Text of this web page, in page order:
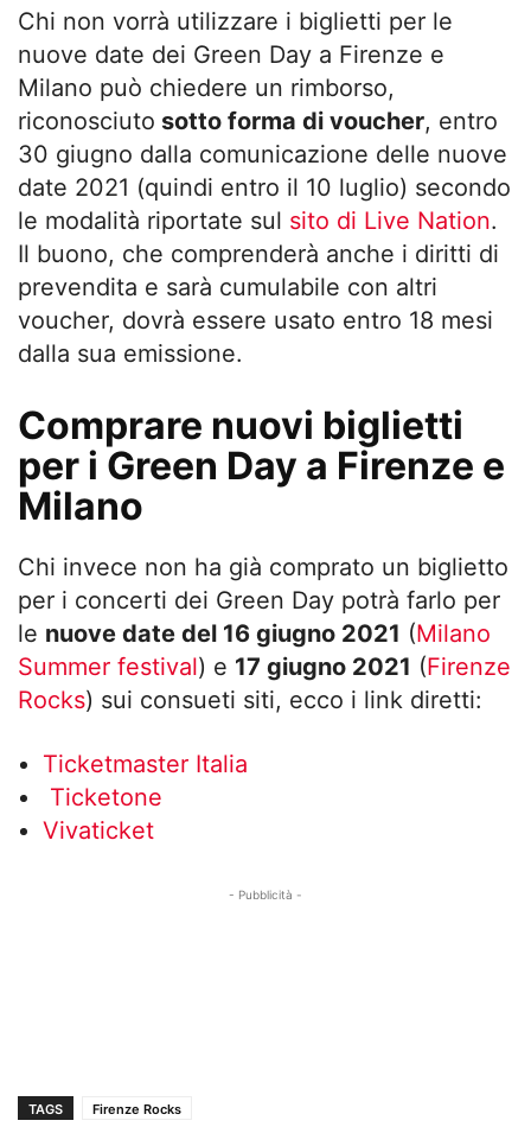
Chi non vorrà utilizzare i biglietti per le
nuove date dei Green Day a Firenze e
Milano può chiedere un rimborso,
riconosciuto sotto forma di voucher, entro
30 giugno dalla comunicazione delle nuove
date 2021 (quindi entro il 10 luglio) secondo
le modalità riportate sul sito di Live Nation.
Il buono, che comprenderà anche i diritti di
prevendita e sarà cumulabile con altri
voucher, dovrà essere usato entro 18 mesi
dalla sua emissione.
Comprare nuovi biglietti
per i Green Day a Firenze e
Milano
Chi invece non ha già comprato un biglietto
per i concerti dei Green Day potrà farlo per
le nuove date del 16 giugno 2021 (Milano
Summer festival) e 17 giugno 2021 (Firenze
Rocks) sui consueti siti, ecco i link diretti:
Ticketmaster Italia
Ticketone
Vivaticket
- Pubblicità -
TAGS Firenze Rocks